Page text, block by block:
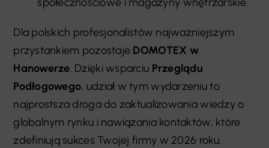
Dla polskich profesjonalistów najważniejszym
przystankiem pozostaje DOMOTEX w
Hanowerze. Dzięki wsparciu Przeglądu
Podłogowego, udział w tym wydarzeniu to
najprostsza droga do zaktualizowania wiedzy o
globalnym rynku i nawiązania kontaktów, które
zdefiniują sukces Twojej firmy w 2026 roku.